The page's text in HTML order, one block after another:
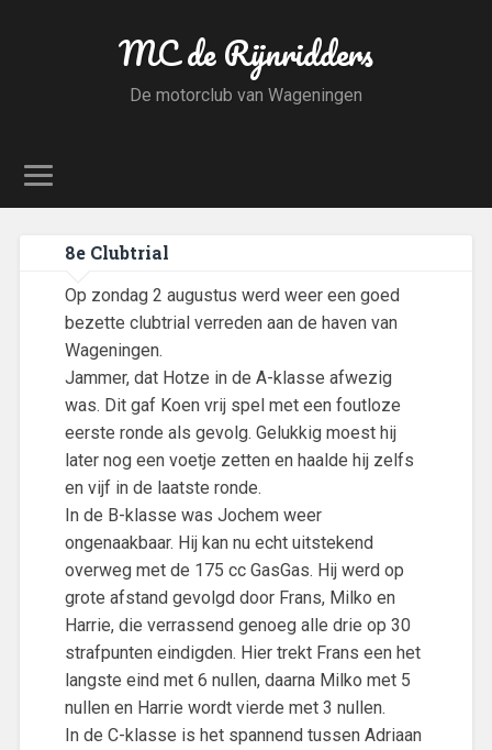
MC de Rijnridders
De motorclub van Wageningen
8e Clubtrial
Op zondag 2 augustus werd weer een goed
bezette clubtrial verreden aan de haven van
Wageningen.
Jammer, dat Hotze in de A-klasse afwezig
was. Dit gaf Koen vrij spel met een foutloze
eerste ronde als gevolg. Gelukkig moest hij
later nog een voetje zetten en haalde hij zelfs
en vijf in de laatste ronde.
In de B-klasse was Jochem weer
ongenaakbaar. Hij kan nu echt uitstekend
overweg met de 175 cc GasGas. Hij werd op
grote afstand gevolgd door Frans, Milko en
Harrie, die verrassend genoeg alle drie op 30
strafpunten eindigden. Hier trekt Frans een het
langste eind met 6 nullen, daarna Milko met 5
nullen en Harrie wordt vierde met 3 nullen.
In de C-klasse is het spannend tussen Adriaan